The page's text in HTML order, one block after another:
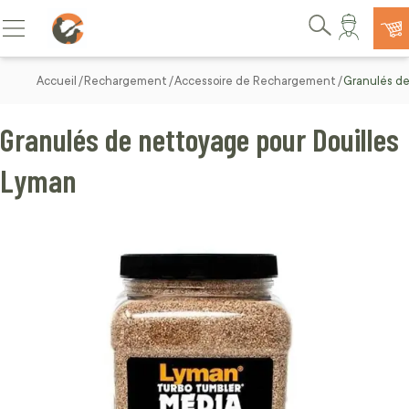
Allez au contenu
Basculer la navigation
Rechercher
Accueil Rechargement Accessoire de Rechargement Granulés
Granulés de nettoyage pour Douilles
Lyman